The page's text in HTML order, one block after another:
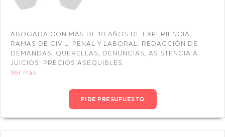
ABOGADA CON MÁS DE 10 AÑOS DE EXPERIENCIA.
RAMAS DE CIVIL, PENAL Y LABORAL. REDACCIÓN DE
DEMANDAS, QUERELLAS, DENUNCIAS, ASISTENCIA A
JUICIOS. PRECIOS ASEQUIBLES.
Ver más
PIDE PRESUPUESTO